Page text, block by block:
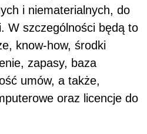
i niematerialnych, do
W szczególności będą to
know-how, środki
zapasy, baza
umów, a także,
oraz licencje do